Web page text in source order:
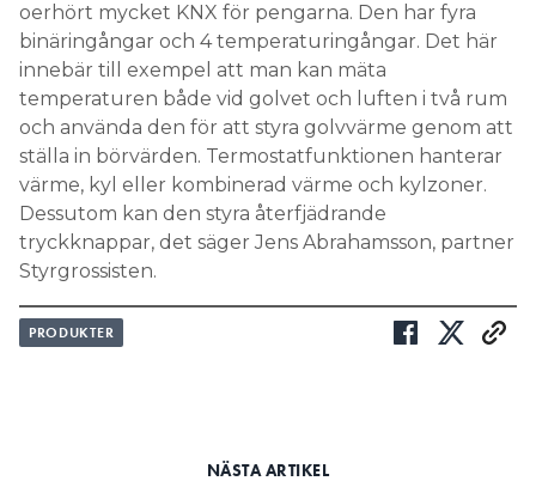
oerhört mycket KNX för pengarna. Den har fyra
binäringångar och 4 temperaturingångar. Det här
innebär till exempel att man kan mäta
temperaturen både vid golvet och luften i två rum
och använda den för att styra golvvärme genom att
ställa in börvärden. Termostatfunktionen hanterar
värme, kyl eller kombinerad värme och kylzoner.
Dessutom kan den styra återfjädrande
tryckknappar, det säger Jens Abrahamsson, partner
Styrgrossisten.
PRODUKTER